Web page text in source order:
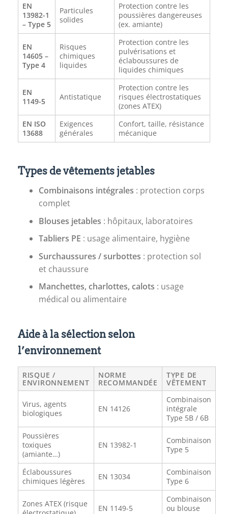
EN
13982-1
– Type 5
Particules
solides
Protection contre les
poussières dangereuses
(ex. amiante)
EN
14605 –
Type 4
Risques
chimiques
liquides
Protection contre les
pulvérisations et
éclaboussures de
liquides chimiques
EN
1149-5
Antistatique
Protection contre les
risques électrostatiques
(zones ATEX)
EN ISO
13688
Exigences
générales
Confort, taille, résistance
mécanique
Types de vêtements jetables
Combinaisons intégrales : protection corps
complet
Blouses jetables : hôpitaux, laboratoires
Tabliers PE : usage alimentaire, hygiène
Surchaussures / surbottes : protection sol
et chaussure
Manchettes, charlottes, calots : usage
médical ou alimentaire
Aide à la sélection selon
l’environnement
RISQUE /
ENVIRONNEMENT
NORME
RECOMMANDÉE
TYPE DE
VÊTEMENT
Virus, agents
biologiques
EN 14126
Combinaison
intégrale
Type 5B / 6B
Poussières
toxiques
(amiante…)
EN 13982-1
Combinaison
Type 5
Éclaboussures
chimiques légères
EN 13034
Combinaison
Type 6
Zones ATEX (risque
EN 1149-5
Combinaison
ou blouse